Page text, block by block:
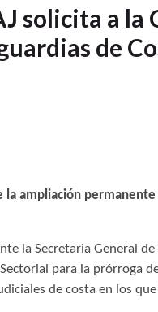
solicita a la
de
ampliación
la Secretaria General de
para la prórroga
de costa en los